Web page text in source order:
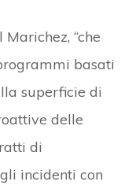
Marichez, “che
basati
superficie di
delle
di
incidenti con